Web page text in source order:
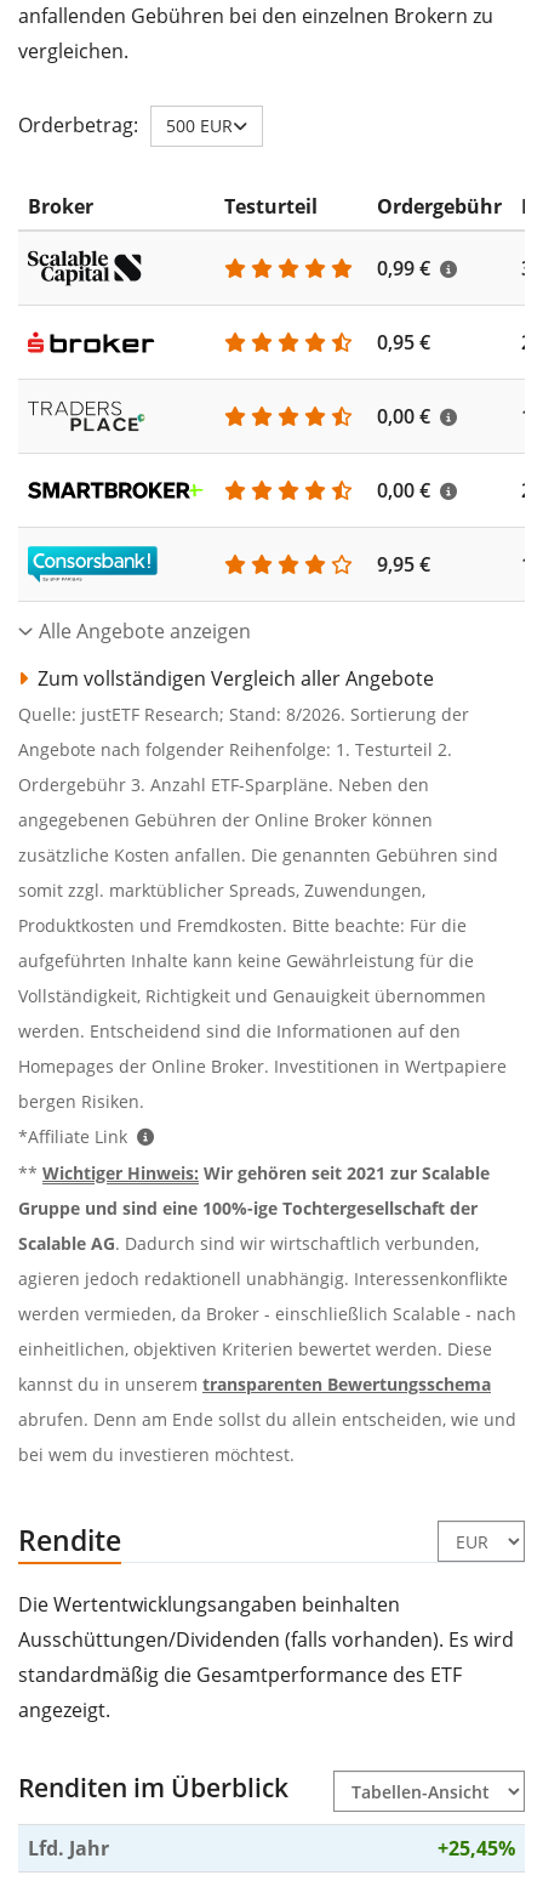
anfallenden Gebühren bei den einzelnen Brokern zu
vergleichen.
Orderbetrag: 500 EUR
Broker Testurteil Ordergebühr
0,99 €
0,95 €
0,00 €
0,00 €
9,95 €
Alle Angebote anzeigen
Zum vollständigen Vergleich aller Angebote
Quelle: justETF Research; Stand: 8/2026. Sortierung der
Angebote nach folgender Reihenfolge: 1. Testurteil 2.
Ordergebühr 3. Anzahl ETF-Sparpläne. Neben den
angegebenen Gebühren der Online Broker können
zusätzliche Kosten anfallen. Die genannten Gebühren sind
somit zzgl. marktüblicher Spreads, Zuwendungen,
Produktkosten und Fremdkosten. Bitte beachte: Für die
aufgeführten Inhalte kann keine Gewährleistung für die
Vollständigkeit, Richtigkeit und Genauigkeit übernommen
werden. Entscheidend sind die Informationen auf den
Homepages der Online Broker. Investitionen in Wertpapiere
bergen Risiken.
*Affiliate Link
** Wichtiger Hinweis: Wir gehören seit 2021 zur Scalable
Gruppe und sind eine 100%-ige Tochtergesellschaft der
Scalable AG. Dadurch sind wir wirtschaftlich verbunden,
agieren jedoch redaktionell unabhängig. Interessenkonflikte
werden vermieden, da Broker - einschließlich Scalable - nach
einheitlichen, objektiven Kriterien bewertet werden. Diese
kannst du in unserem transparenten Bewertungsschema
abrufen. Denn am Ende sollst du allein entscheiden, wie und
bei wem du investieren möchtest.
Rendite
Die Wertentwicklungsangaben beinhalten
Ausschüttungen/Dividenden (falls vorhanden). Es wird
standardmäßig die Gesamtperformance des ETF
angezeigt.
Renditen im Überblick
Lfd. Jahr +25,45%